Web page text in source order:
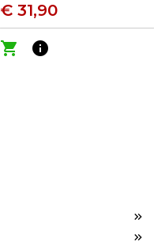
€ 31,90
shopping_cart
info